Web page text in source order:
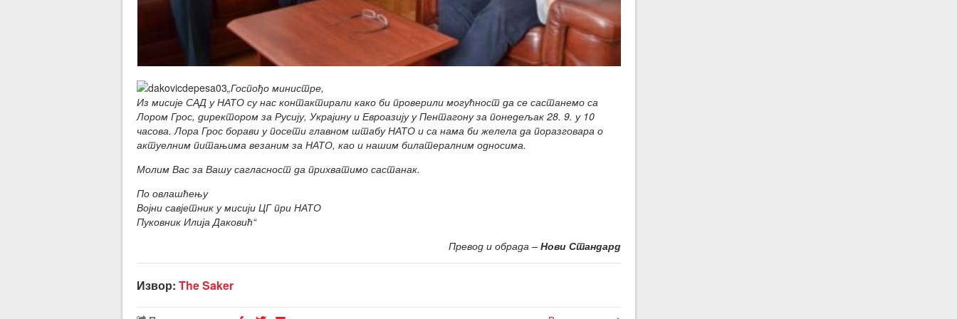
„Госпођо министре,
Из мисије САД у НАТО су нас контактирали како би проверили могућност да се састанемо са
Лором Грос, директором за Русију, Украјину и Евроазију у Пентагону за понедељак 28. 9. у 10
часова. Лора Грос борави у посети главном штабу НАТО и са нама би желела да поразговара о
актуелним питањима везаним за НАТО, као и нашим билатералним односима.
Молим Вас за Вашу сагласност да прихватимо састанак.
По овлашћењу
Војни савјетник у мисији ЦГ при НАТО
Пуковник Илија Даковић“
Превод и обрада – Нови Стандард
Извор: The Saker